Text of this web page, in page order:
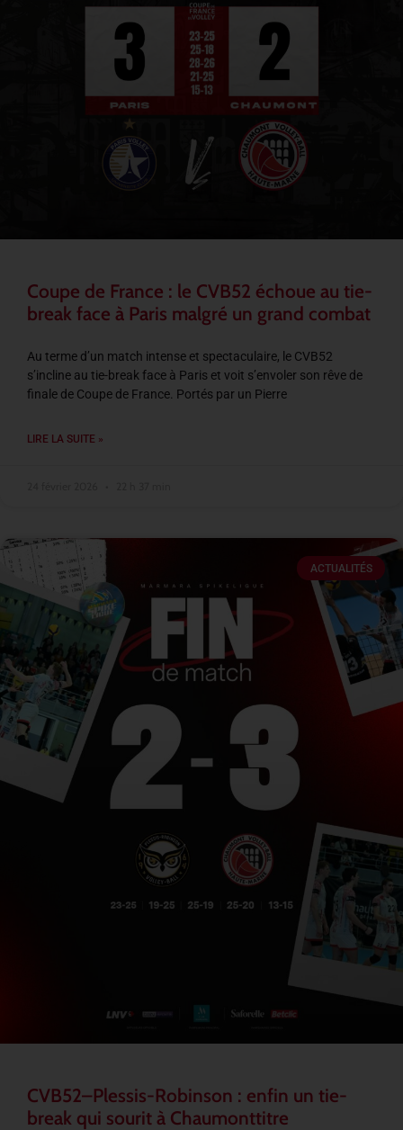
Coupe de France : le CVB52 échoue au tie-
break face à Paris malgré un grand combat
Au terme d’un match intense et spectaculaire, le CVB52
s’incline au tie-break face à Paris et voit s’envoler son rêve de
finale de Coupe de France. Portés par un Pierre
LIRE LA SUITE »
ACTUALITÉS
CVB52–Plessis-Robinson : enfin un tie-
break qui sourit à Chaumonttitre